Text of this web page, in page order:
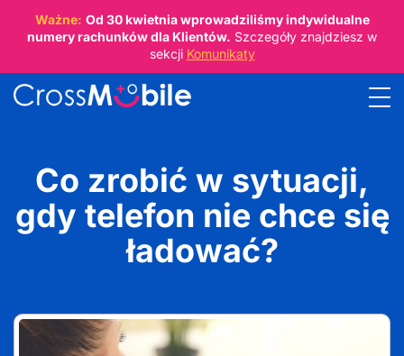
Ważne: Od 30 kwietniawprowadziliśmy indywidualne
numery rachunków dla Klientów. Szczegóły znajdziesz w
sekcji Komunikaty
Co zrobić w sytuacji,
gdy telefon nie chce się
ładować?